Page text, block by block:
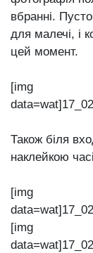
вбранні.
для малечі, і
цей момент.
[img
Також біля
наклейкою
[img
[img